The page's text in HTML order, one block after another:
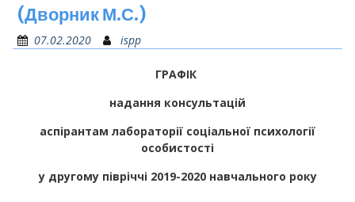
(Дворник М.С.)
07.02.2020 ispp
ГРАФІК
надання консультацій
аспірантам лабораторії соціальної психології
особистості
у другому півріччі 2019-2020 навчального року